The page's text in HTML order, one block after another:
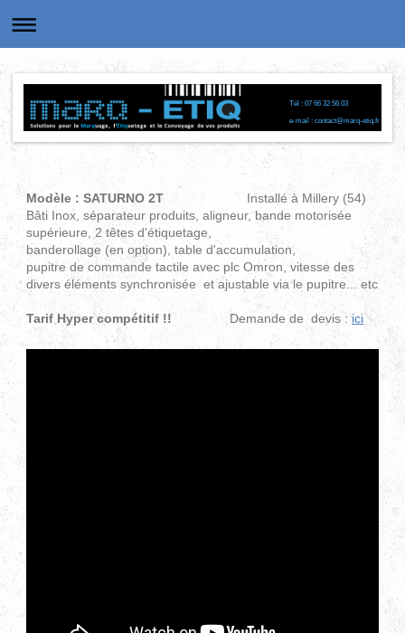
Tél : 07 66 32 56 03
e-mail : contact@marq-etiq.fr
Modèle : SATURNO 2T
Installé à Millery (54)
Bâti Inox, séparateur produits, aligneur, bande motorisée
supérieure, 2 têtes d'étiquetage,
banderollage (en option), table d'accumulation,
pupitre de commande tactile avec plc Omron, vitesse des
divers éléments synchronisée et ajustable via le pupitre... etc
Tarif Hyper compétitif !! Demande de devis : ici